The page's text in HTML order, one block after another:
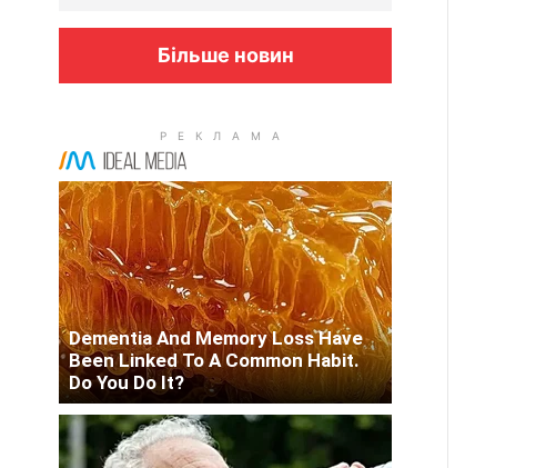
Більше новин
Dementia And Memory Loss Have
Been Linked To A Common Habit.
Do You Do It?